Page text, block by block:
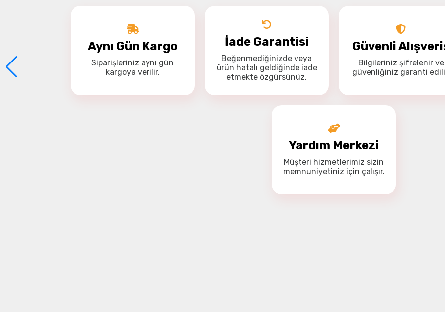
DJI Drone
Alt kategorileri görmek için hemen tıklayın.
İHA Drone Pilot Eğitimleri
Ürünleri görmek için hemen tıklayın.
Bu ürüne ilk yorumu siz yapın!
Yorum Yaz
Aynı Gün Kargo
Siparişleriniz aynı gün
kargoya verilir.
İade Garantisi
Beğenmediğinizde veya
ürün hatalı geldiğinde iade
etmekte özgürsünüz.
Güvenli
Bilgileriniz şifrelenirve
güvenliğiniz garanti
Yardım Merkezi
Müşteri hizmetlerimiz sizin
memnuniyetiniz için çalışır.